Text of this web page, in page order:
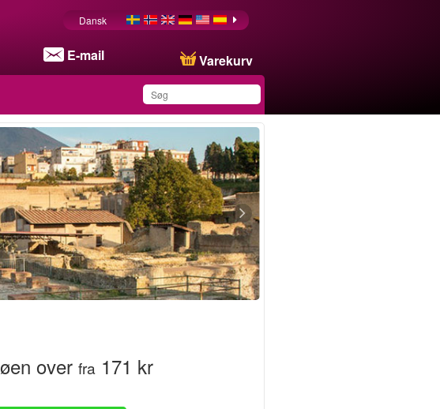
E-mail Varekurv
Dansk
Du har gemt dette
produkt på din liste
over fra 171 kr